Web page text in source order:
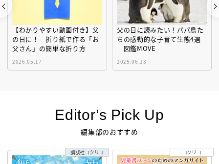
【わかりやすい動画付き】父
の日に！ 折り紙で作る「お
父さん」の簡単な折り方
2026.05.17
父の日に読みたい！パパ鳥た
ちの感動的な子育て生態4選
｜図鑑MOVE
2025.06.13
Editor’s Pick Up
編集部のおすすめ
講談社コクリコ コクリコ